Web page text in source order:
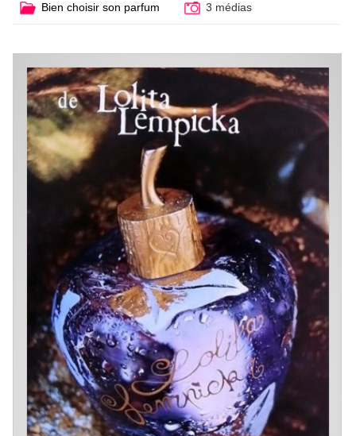
Bien choisir son parfum 3 médias